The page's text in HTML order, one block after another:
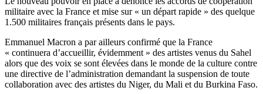
militaire avec la France et mise sur « un départ rapide » des quelque
1.500 militaires français présents dans le pays.
Emmanuel Macron a par ailleurs confirmé que la France
« continuera d’accueillir, évidemment » des artistes venus du Sahel
alors que des voix se sont élevées dans le monde de la culture contre
une directive de l’administration demandant la suspension de toute
collaboration avec des artistes du Niger, du Mali et du Burkina Faso.